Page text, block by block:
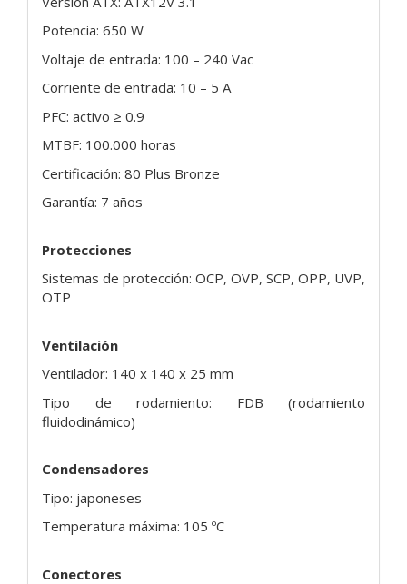
Potencia: 650 W
Voltaje de entrada: 100 – 240 Vac
Corriente de entrada: 10 – 5 A
PFC: activo ≥ 0.9
MTBF: 100.000 horas
Certificación: 80 Plus Bronze
Garantía: 7 años
Protecciones
Sistemas de protección: OCP, OVP, SCP, OPP, UVP,
OTP
Ventilación
Ventilador: 140 x 140 x 25 mm
Tipo de rodamiento: FDB (rodamiento
fluidodinámico)
Condensadores
Tipo: japoneses
Temperatura máxima: 105 ºC
Conectores